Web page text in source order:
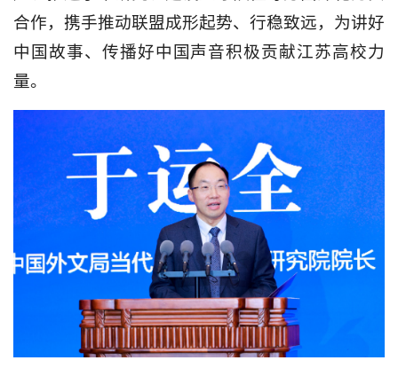
合作，携手推动联盟成形起势、行稳致远，为讲好
中国故事、传播好中国声音积极贡献江苏高校力
量。